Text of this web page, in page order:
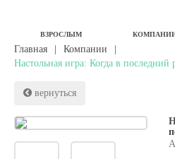
ВЗРОСЛЫМ
Главная Компании
Настольная игра: Когда в последний
вернуться